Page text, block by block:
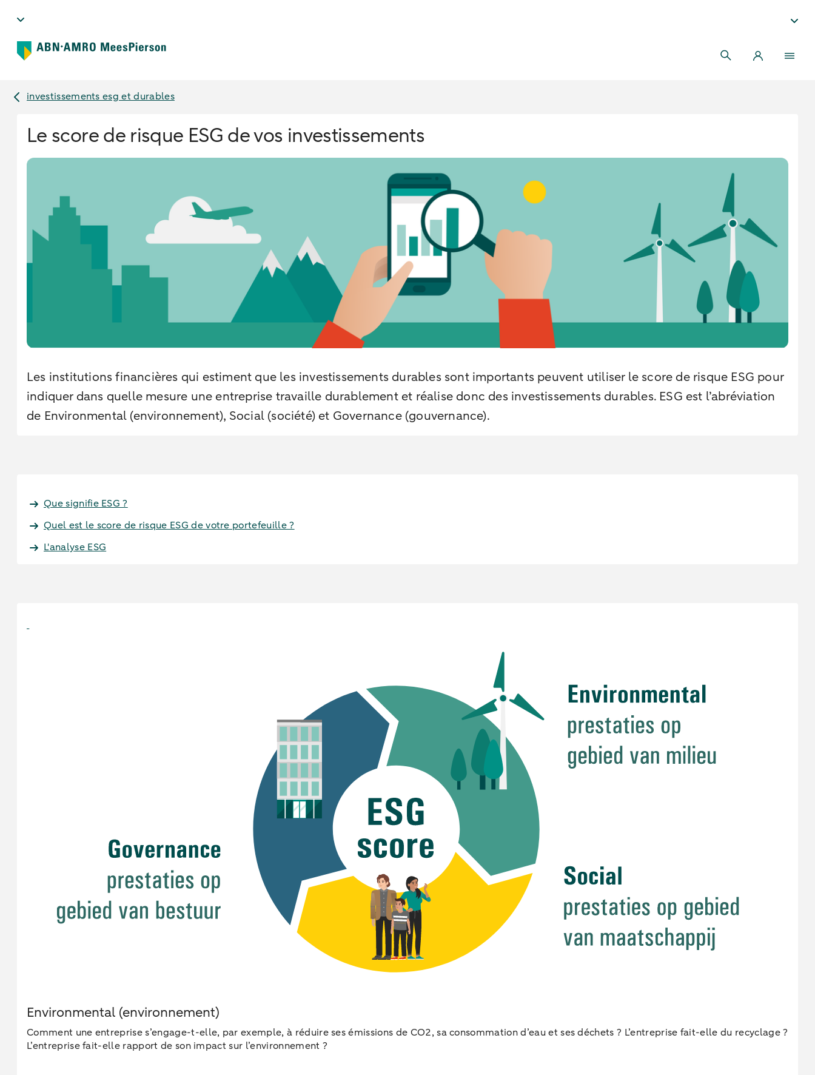
investissements esg et durables
Le score de risque ESG de vos investissements
Les institutions financières qui estiment que les investissements durables sont importants peuvent utiliser le score de risque ESG pour
indiquer dans quelle mesure une entreprise travaille durablement et réalise donc des investissements durables. ESG est l’abréviation
de Environmental (environnement), Social (société) et Governance (gouvernance).
Que signifie ESG ?
Quel est le score de risque ESG de votre portefeuille ?
L'analyse ESG
Environmental (environnement)
Comment une entreprise s’engage-t-elle, par exemple, à réduire ses émissions de CO2, sa consommation d’eau et ses déchets ? L’entreprise fait-elle du recyclage ?
L’entreprise fait-elle rapport de son impact sur l’environnement ?